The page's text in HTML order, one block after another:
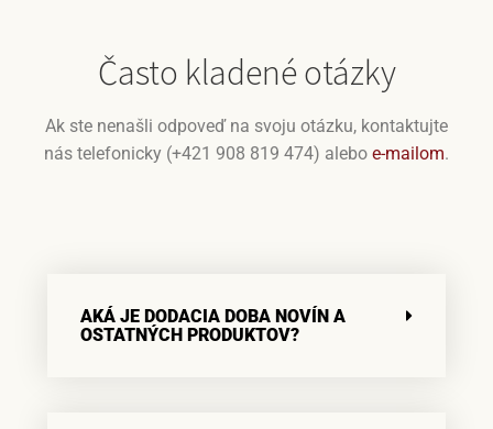
Často kladené otázky
Ak ste nenašli odpoveď na svoju otázku, kontaktujte
nás telefonicky (+421 908 819 474) alebo e-mailom.
AKÁ JE DODACIA DOBA NOVÍN A
OSTATNÝCH PRODUKTOV?